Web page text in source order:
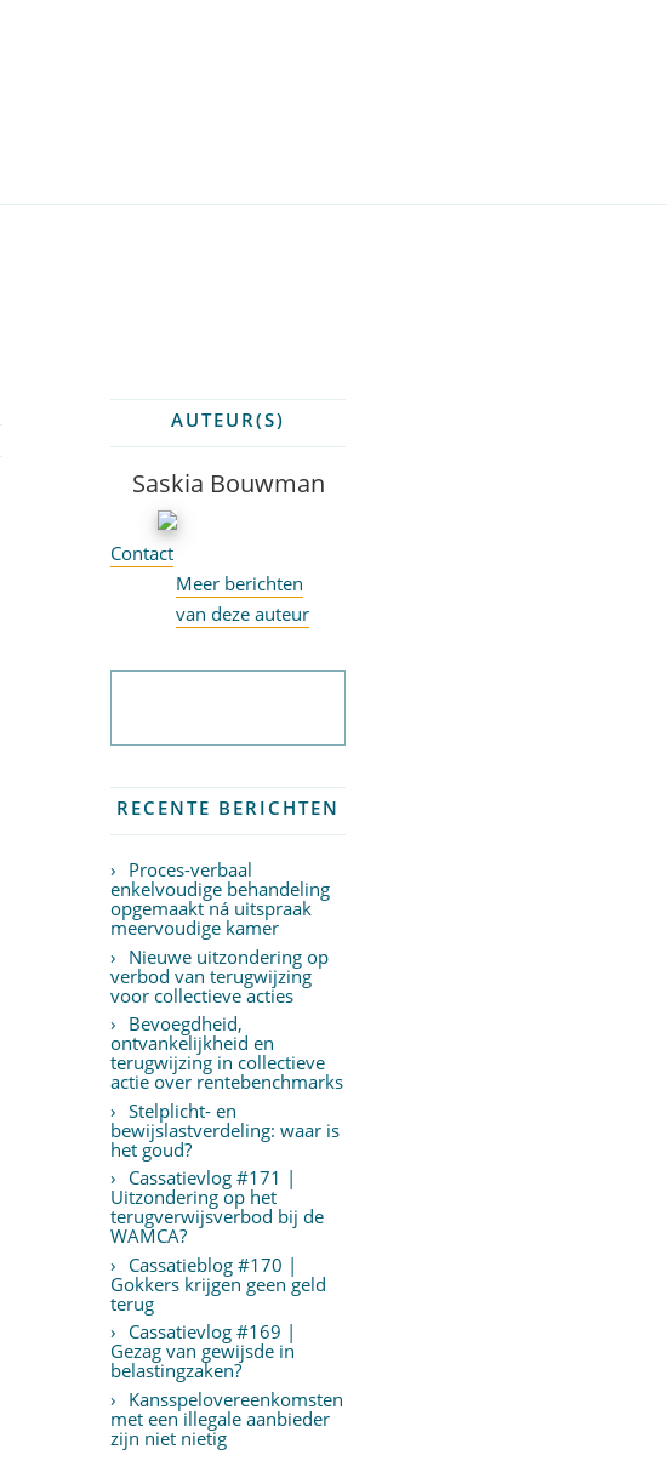
AUTEUR(S)
Saskia Bouwman
Contact
Meer berichten
van deze auteur
RECENTE BERICHTEN
Proces-verbaal
enkelvoudige behandeling
opgemaakt ná uitspraak
meervoudige kamer
Nieuwe uitzondering op
verbod van terugwijzing
voor collectieve acties
Bevoegdheid,
ontvankelijkheid en
terugwijzing in collectieve
actie over rentebenchmarks
Stelplicht- en
bewijslastverdeling: waar is
het goud?
Cassatievlog #171 |
Uitzondering op het
terugverwijsverbod bij de
WAMCA?
Cassatieblog #170 |
Gokkers krijgen geen geld
terug
Cassatievlog #169 |
Gezag van gewijsde in
belastingzaken?
Kansspelovereenkomsten
met een illegale aanbieder
zijn niet nietig